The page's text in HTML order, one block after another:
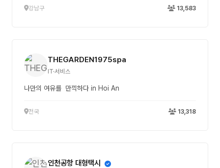
강남구 13,583
THEGARDEN1975spa
IT·서비스
나만의 여유를 만끽하다 in Hoi An
전국 13,318
인천공항 대형택시